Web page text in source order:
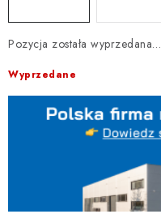
Pozycja została wyprzedana…
Wyprzedane